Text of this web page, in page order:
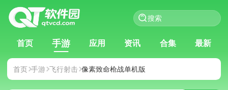
首页 手游 应用 资讯 合集 最新
首页 手游 飞行射击 像素致命枪战单机版